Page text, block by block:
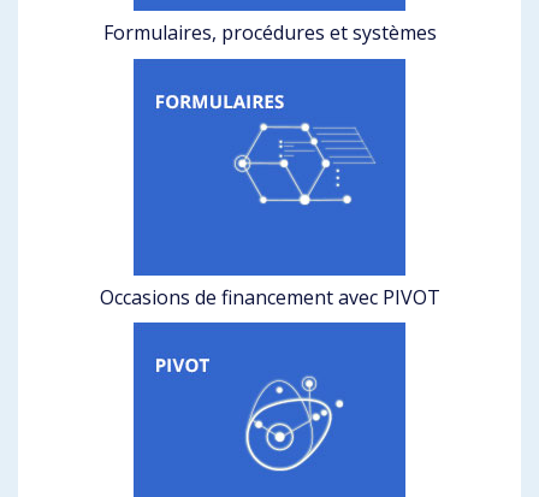
Formulaires, procédures et systèmes
Occasions de financement avec PIVOT